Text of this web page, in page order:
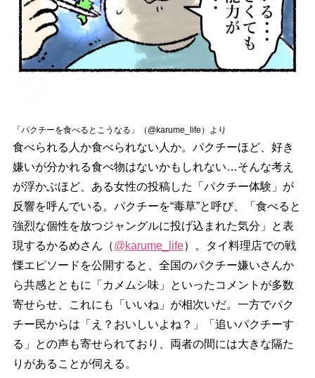
「パクチーを食べるとこうなる」（@karume_life）より
食べられる人か食べられない人か。パクチーほど、好き
嫌いが分かれる食べ物はないかもしれない…そんな考え
が浮かぶほど、ある女性の投稿した「パクチー体験」が
反響を呼んでいる。パクチーを“毒草”と呼び、「食べると
強烈な個性を放つジャングルに投げ込まれた気分」と表
現するかるめさん（@karume_life）。タイ料理店での戦
慄エピソードを公開すると、全国のパクチー嫌いさんか
ら共感とともに「カメムシ味」といったコメントが多数
寄せらせ、これにも「いいね」が相次いだ。一方でパク
チー民からは「え？おいしいよね？」「追いパクチーす
る」との声も寄せられており、両者の間には大きな隔た
りがあることが伺える。